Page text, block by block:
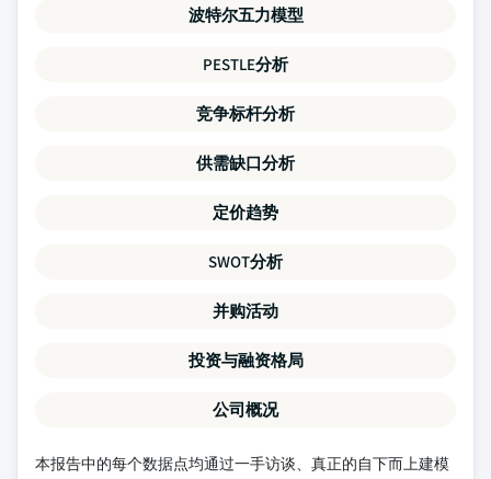
波特尔五力模型
PESTLE分析
竞争标杆分析
供需缺口分析
定价趋势
SWOT分析
并购活动
投资与融资格局
公司概况
本报告中的每个数据点均通过一手访谈、真正的自下而上建模